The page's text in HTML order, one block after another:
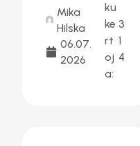
Mika
Hilska
06.07.
2026
ku
ke
rt
oj
a:
3
1
4